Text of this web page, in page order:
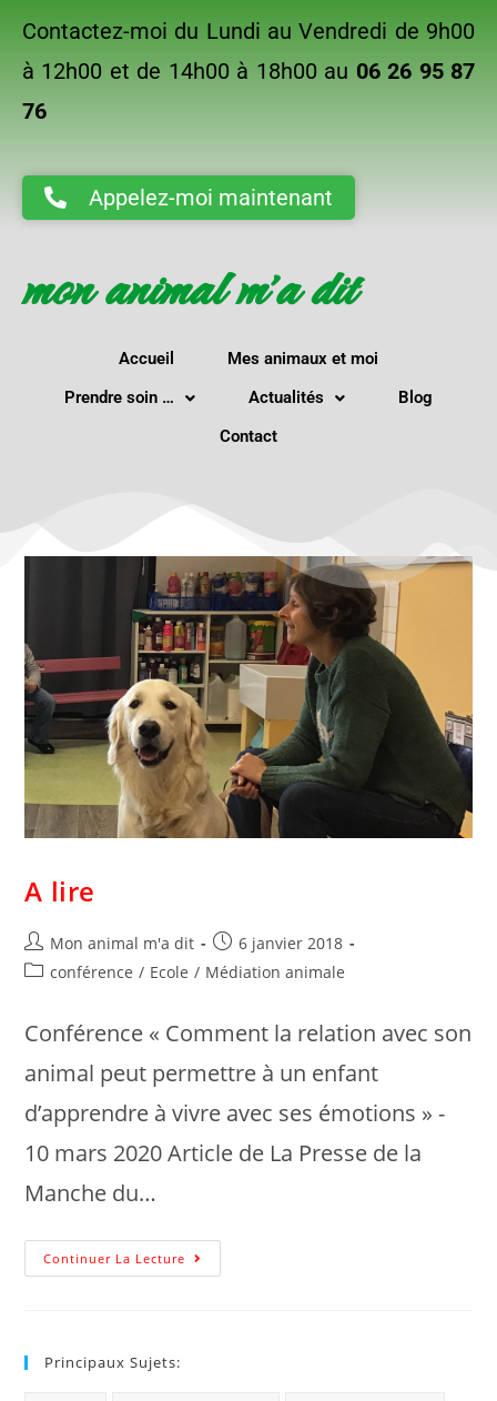
Contactez-moi du Lundi au Vendredi de 9h00
à 12h00 et de 14h00 à 18h00 au 06 26 95 87
76
Appelez-moi maintenant
mon animal m'a dit
Accueil
Mes animaux et moi
Prendre soin …
Actualités
Blog
Contact
A lire
Mon animal m'a dit
6 janvier 2018
conférence / Ecole / Médiation animale
Conférence « Comment la relation avec son
animal peut permettre à un enfant
d’apprendre à vivre avec ses émotions » -
10 mars 2020 Article de La Presse de la
Manche du…
Continuer La Lecture
Principaux Sujets: